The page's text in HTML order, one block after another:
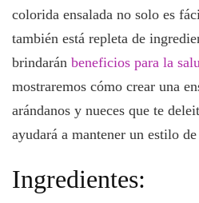
colorida ensalada no solo es
también está repleta de
brindarán beneficios para la
mostraremos cómo crear una
arándanos y nueces que te
ayudará a mantener un estilo
Ingredientes: